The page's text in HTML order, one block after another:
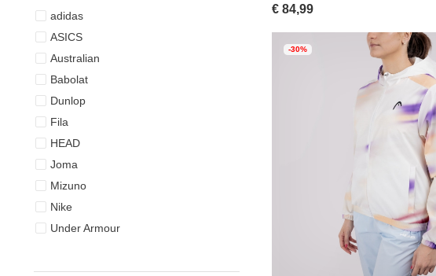
adidas
ASICS
Australian
Babolat
Dunlop
Fila
HEAD
Joma
Mizuno
Nike
Under Armour
€ 84,99
-30%